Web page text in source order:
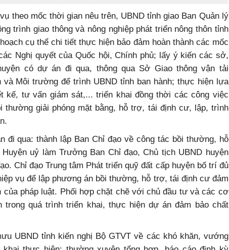
theo mốc thời gian nêu trên, UBND tỉnh giao Ban Quản lý
trình giao thông và nông nghiệp phát triển nông thôn tỉnh
cụ thể chi tiết thực hiện bảo đảm hoàn thành các mốc
Nghị quyết của Quốc hội, Chính phủ; lấy ý kiến các sở,
có dự án đi qua, thông qua Sở Giao thông vận tải
và Môi trường để trình UBND tỉnh ban hành; thực hiện lựa
kế, tư vấn giám sát,... triển khai đồng thời các công việc
thường giải phóng mặt bằng, hỗ trợ, tái định cư, lập, trình
đi qua: thành lập Ban Chỉ đạo về công tác bồi thường, hỗ
uỷ làm Trưởng Ban Chỉ đạo, Chủ tịch UBND huyện
Chỉ đạo Trung tâm Phát triển quỹ đất cấp huyện bố trí đủ
vụ để lập phương án bồi thường, hỗ trợ, tái định cư đảm
của pháp luật. Phối hợp chặt chẽ với chủ đầu tư và các cơ
trong quá trình triển khai, thực hiện dự án đảm bảo chất
UBND tỉnh kiến nghị Bộ GTVT về các khó khăn, vướng